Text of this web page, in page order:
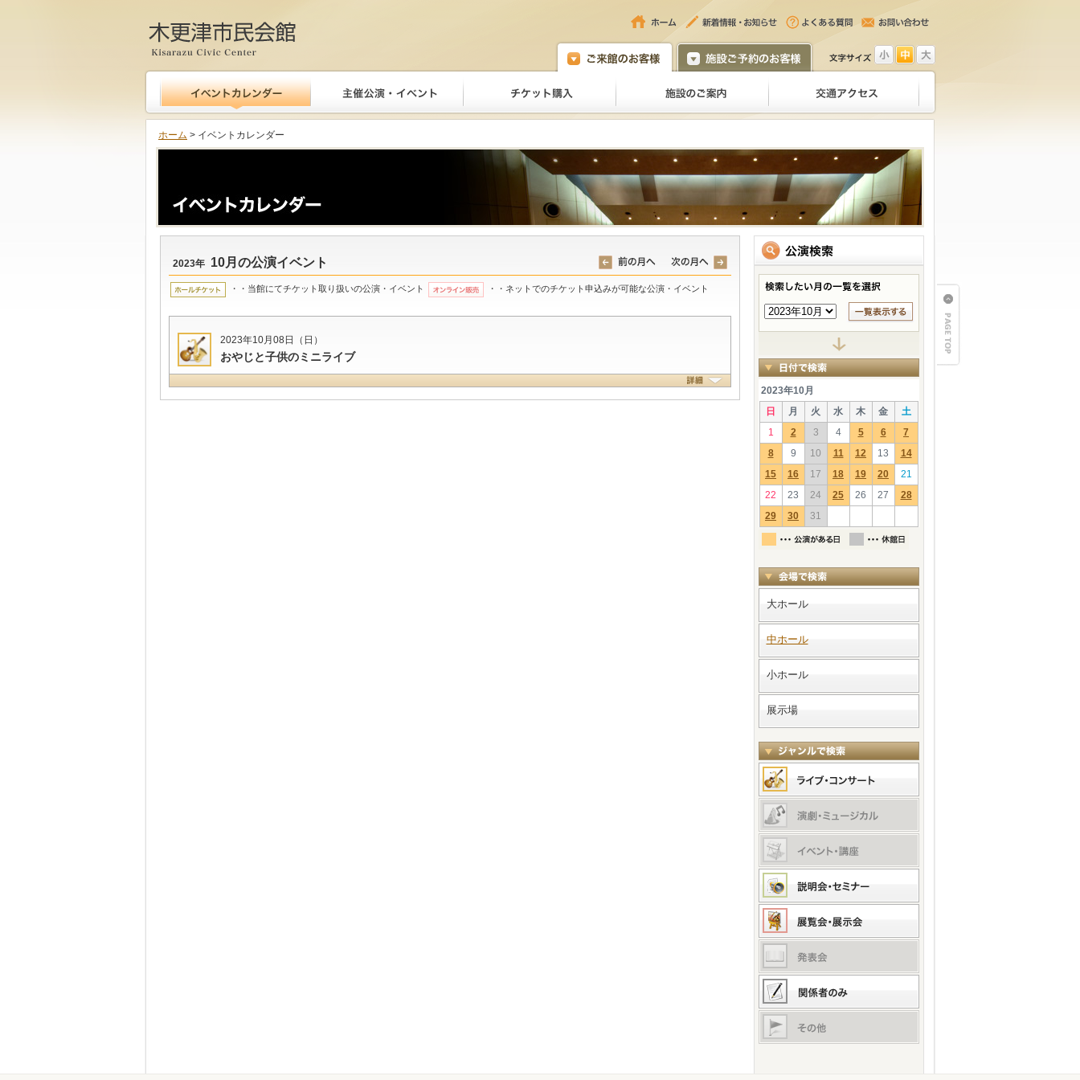
木更津市民会館
ホーム > イベントカレンダー
2023年 10月の公演イベント
・・当館にてチケット取り扱いの公演・イベント ・・ネットでのチケット申込みが可能な公演・イベント
2023年10月08日（日）
おやじと子供のミニライブ
2023年10月
日
月 火 水 木 金
土
1
2 3 4 5 6
7
8
9 10 11 12 13
14
15
16 17 18 19 20
21
22
23 24 25 26 27
28
29
30 31
大ホール
中ホール
小ホール
展示場